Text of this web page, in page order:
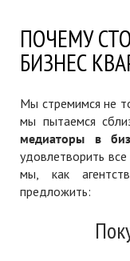
ПОЧЕМУ
БИЗНЕС
Мы стремимся не
мы пытаемся
медиаторы в
удовлетворить
мы, как
предложить: